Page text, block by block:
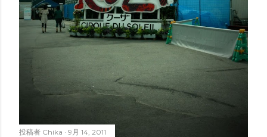
投稿者 Chika 9月 14, 2011